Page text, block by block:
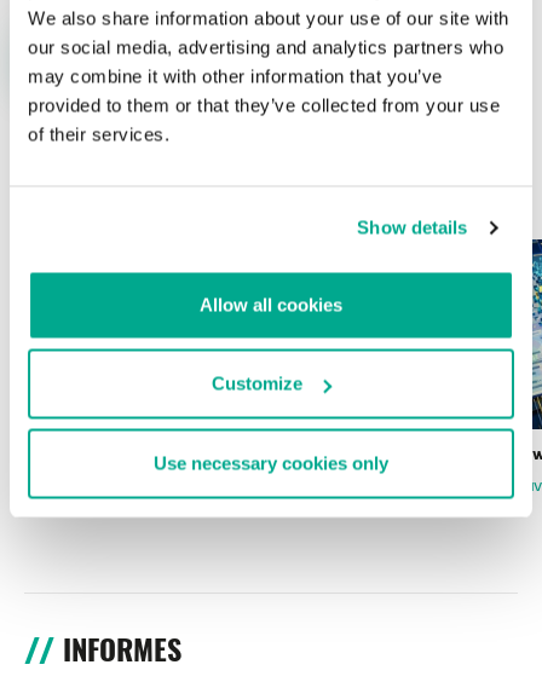
We also share information about your use of our site with
our social media, advertising and analytics partners who
may combine it with other information that you’ve
provided to them or that they’ve collected from your use
of their services.
Show details
Allow all cookies
Customize
Use necessary cookies only
Wardriving en México: preparativos para
la Copa Mundial de Fútbol 2026
Estado del
MARC
INFORMES